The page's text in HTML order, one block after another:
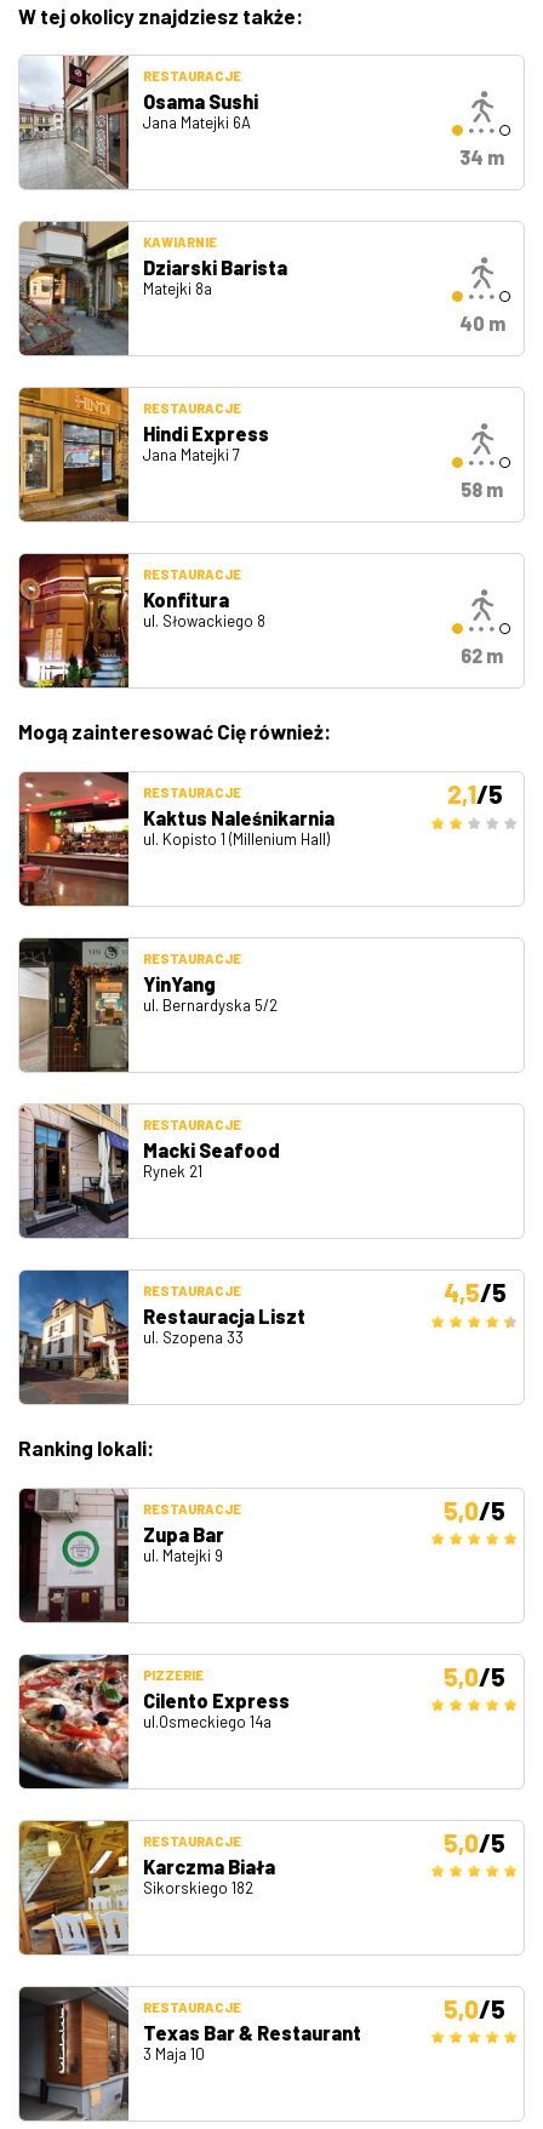
W tej okolicy znajdziesz także:
RESTAURACJE
Osama Sushi
Jana Matejki 6A
34 m
KAWIARNIE
Dziarski Barista
Matejki 8a
40 m
RESTAURACJE
Hindi Express
Jana Matejki 7
58 m
RESTAURACJE
Konfitura
ul. Słowackiego 8
62 m
Mogą zainteresować Cię również:
RESTAURACJE
Kaktus Naleśnikarnia
ul. Kopisto 1 (Millenium Hall)
2,1/5
RESTAURACJE
YinYang
ul. Bernardyska 5/2
RESTAURACJE
Macki Seafood
Rynek 21
RESTAURACJE
Restauracja Liszt
ul. Szopena 33
4,5/5
Ranking lokali:
RESTAURACJE
Zupa Bar
ul. Matejki 9
5,0/5
PIZZERIE
Cilento Express
ul.Osmeckiego 14a
5,0/5
RESTAURACJE
Karczma Biała
Sikorskiego 182
5,0/5
RESTAURACJE
Texas Bar & Restaurant
3 Maja 10
5,0/5